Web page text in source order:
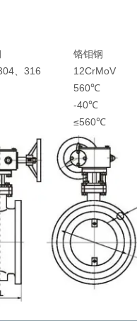
铬钼钢
、316
12CrMoV
560℃
-40℃
≤560℃